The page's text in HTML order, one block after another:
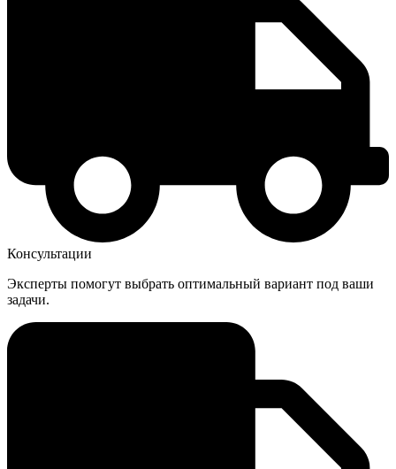
Консультации
Эксперты помогут выбрать оптимальный вариант под ваши
задачи.